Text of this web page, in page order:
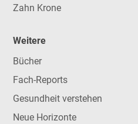
Zahn Krone
Weitere
Bücher
Fach-Reports
Gesundheit verstehen
Neue Horizonte